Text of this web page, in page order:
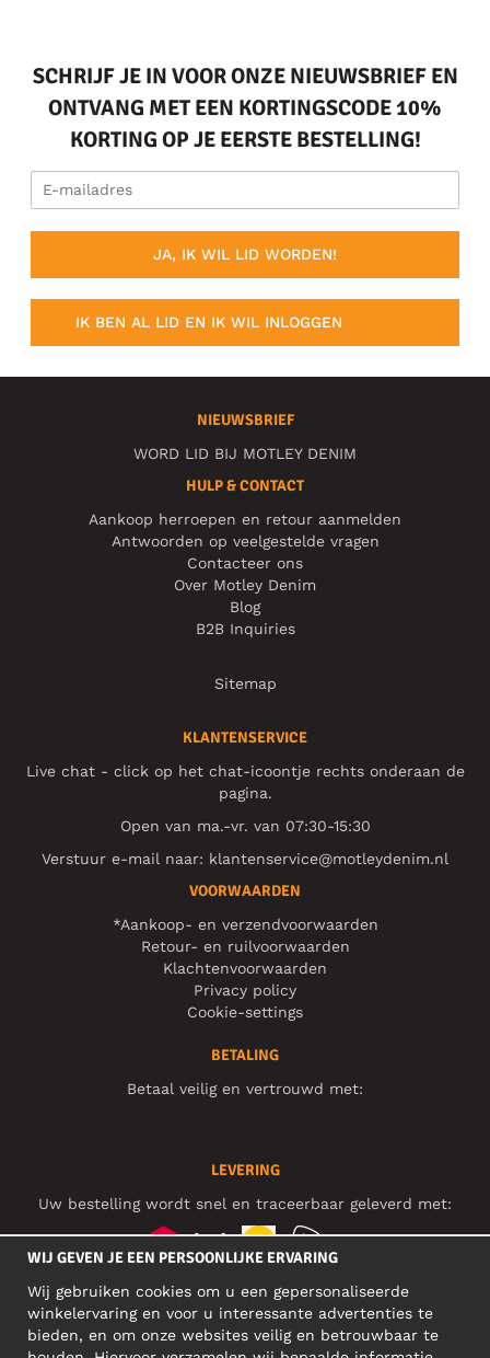
SCHRIJF JE IN VOOR ONZE NIEUWSBRIEF EN
ONTVANG MET EEN KORTINGSCODE 10%
KORTING OP JE EERSTE BESTELLING!
JA, IK WIL LID WORDEN!
IK BEN AL LID EN IK WIL INLOGGEN
NIEUWSBRIEF
WORD LID BIJ MOTLEY DENIM
HULP & CONTACT
Aankoop herroepen en retour aanmelden
Antwoorden op veelgestelde vragen
Contacteer ons
Over Motley Denim
Blog
B2B Inquiries
Sitemap
KLANTENSERVICE
Live chat - click op het chat-icoontje rechts onderaan de
pagina.
Open van ma.-vr. van 07:30-15:30
Verstuur e-mail naar: klantenservice@motleydenim.nl
VOORWAARDEN
*Aankoop- en verzendvoorwaarden
Retour- en ruilvoorwaarden
Klachtenvoorwaarden
Privacy policy
Cookie-settings
BETALING
Betaal veilig en vertrouwd met:
LEVERING
Uw bestelling wordt snel en traceerbaar geleverd met:
SOCIAL MEDIA
WIJ GEVEN JE EEN PERSOONLIJKE ERVARING
Wij gebruiken cookies om u een gepersonaliseerde
winkelervaring en voor u interessante advertenties te
bieden, en om onze websites veilig en betrouwbaar te